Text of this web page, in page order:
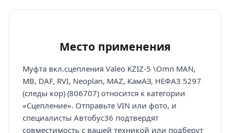
Место применения
Муфта вкл.сцепления Valeo KZIZ-5 \Omn MAN,
MB, DAF, RVI, Neoplan, MAZ, КамАЗ, НЕФАЗ 5297
(следы кор) (806707) относится к категории
«Сцепление». Отправьте VIN или фото, и
специалисты Автобус36 подтвердят
совместимость с вашей техникой или подберут